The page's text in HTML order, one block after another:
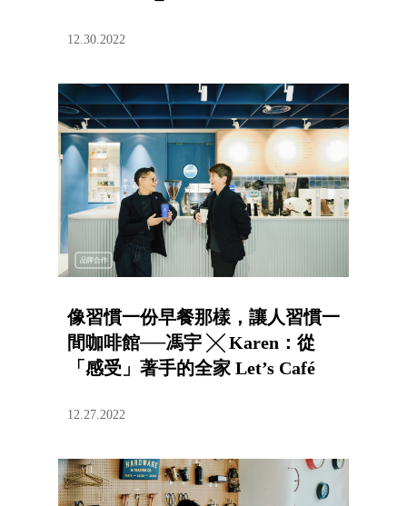
12.30.2022
品牌合作
像習慣一份早餐那樣，讓人習慣一
間咖啡館──馮宇 ╳ Karen：從
「感受」著手的全家 Let’s Café
12.27.2022